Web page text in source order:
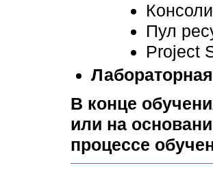
Пул
Project
В конце
или на
процессе